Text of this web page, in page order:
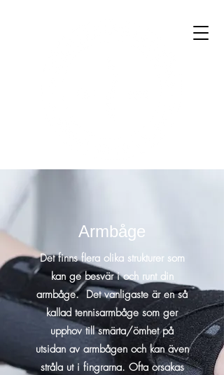
Armbåge
Det finns flera olika strukturer som
kan ge besvär i och runt din
armbåge. Det vanligaste är en så
kallad tennisarmbåge som ger
upphov till smärta/ömhet på
utsidan av armbågen och kan även
stråla ut i fingrarna. Ofta orsakas